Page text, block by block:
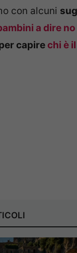
con alcuni
a dire
capire chi è